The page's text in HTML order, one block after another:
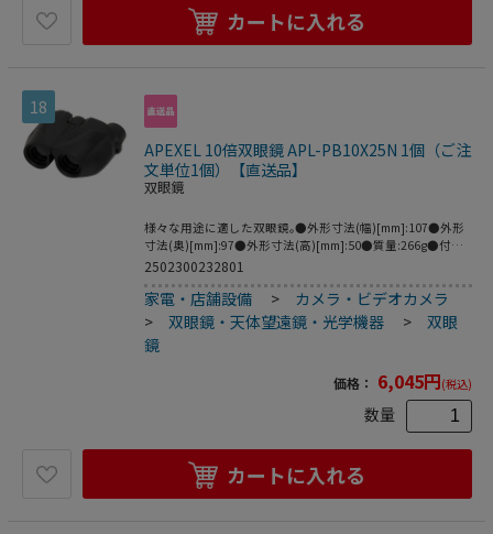
(mm)：42●実視界(°)：7.5●最短合焦距離(m)：2●幅
(mm)：133●奥行(mm)：134●全高(mm)：53●アイレリー
ダハプリズム、位相差補正コート、誘電体多層膜■コーティ
ング：フルマルチコート■1000先視界：131m■ひとみ径：
5.25mm■明るさ：27.5■防水：完全防水●防水：完全防水
●レンズ：光学ガラス(フルマルチコーティング)●ボディ
ー：アルミダイキャスト、ＡＢＳ樹脂、ラバー
カートに入れる
18
APEXEL 10倍双眼鏡 APL-PB10X25N 1個（ご注
文単位1個）【直送品】
双眼鏡
様々な用途に適した双眼鏡｡●外形寸法(幅)[mm]:107●外形
寸法(奥)[mm]:97●外形寸法(高)[mm]:50●質量:266g●付属
品:ケース､クリーニングクロス､ストラップ●倍率:10倍●対
物レンズ有効径:25mm●実視界:6.2°●1000m先視
界:112m/1000m●ひとみ径:2.5mm●近距離(最短合焦距
離):5m●防水仕様●製造国:中国
2502300232801
家電・店舗設備 > カメラ・ビデオカメラ
>双眼鏡・天体望遠鏡・光学機器 >双眼
鏡
価格： 6,045円(税込)
数量
カートに入れる